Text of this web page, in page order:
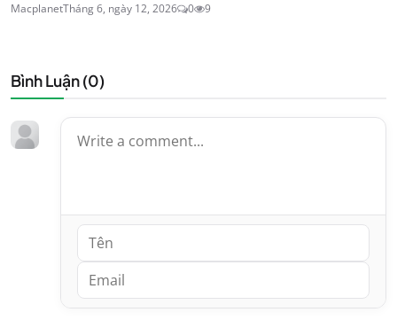
MacplanetTháng 6, ngày 12, 2026 0 9
Bình Luận (0)